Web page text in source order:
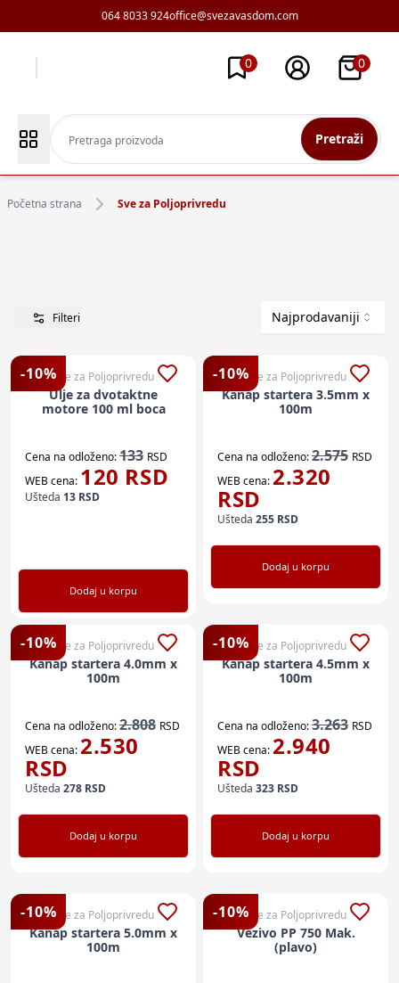
064 8033 924office@svezavasdom.com
0 0
Pretraži
Početna strana Sve za Poljoprivredu
Filteri Najprodavaniji
-10%Sve za Poljoprivredu
Ulje za dvotaktne
motore 100 ml boca
Cena na odloženo:133 RSD
WEB cena: 120 RSD
Ušteda 13 RSD
Dodaj u korpu
-10%Sve za Poljoprivredu
Kanap startera 3.5mm x
100m
Cena na odloženo:2.575 RSD
WEB cena: 2.320
RSD
Ušteda 255 RSD
Dodaj u korpu
-10%Sve za Poljoprivredu
Kanap startera 4.0mm x
100m
Cena na odloženo:2.808 RSD
WEB cena: 2.530
RSD
Ušteda 278 RSD
Dodaj u korpu
-10%Sve za Poljoprivredu
Kanap startera 4.5mm x
100m
Cena na odloženo:3.263 RSD
WEB cena: 2.940
RSD
Ušteda 323 RSD
Dodaj u korpu
-10%Sve za Poljoprivredu
Kanap startera 5.0mm x
100m
-10%Sve za Poljoprivredu
Vezivo PP 750 Mak.
(plavo)